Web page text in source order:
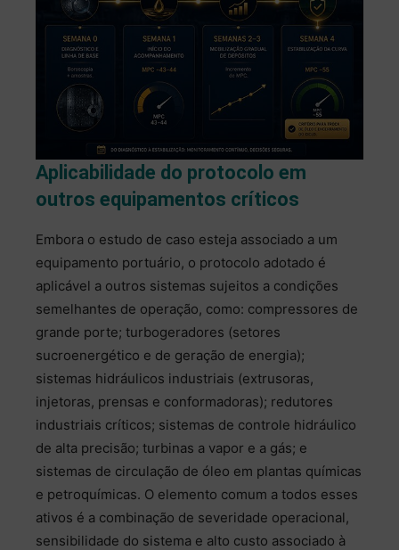
Aplicabilidade do protocolo em
outros equipamentos críticos
Embora o estudo de caso esteja associado a um
equipamento portuário, o protocolo adotado é
aplicável a outros sistemas sujeitos a condições
semelhantes de operação, como: compressores de
grande porte; turbogeradores (setores
sucroenergético e de geração de energia);
sistemas hidráulicos industriais (extrusoras,
injetoras, prensas e conformadoras); redutores
industriais críticos; sistemas de controle hidráulico
de alta precisão; turbinas a vapor e a gás; e
sistemas de circulação de óleo em plantas químicas
e petroquímicas. O elemento comum a todos esses
ativos é a combinação de severidade operacional,
sensibilidade do sistema e alto custo associado à